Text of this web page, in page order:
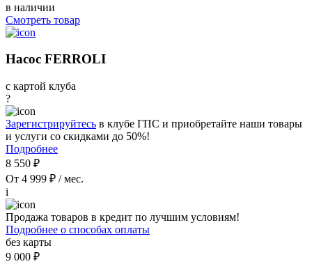
в наличии
Смотреть товар
Насос FERROLI
с картой клуба
?
Зарегистрируйтесь в клубе ГПС и приобретайте наши товары
и услуги со скидками до 50%!
Подробнее
8 550 ₽
От 4 999 ₽ / мес.
i
Продажа товаров в кредит по лучшим условиям!
Подробнее о способах оплаты
без карты
9 000 ₽